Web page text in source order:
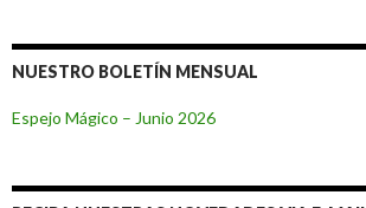
NUESTRO BOLETÍN MENSUAL
Espejo Mágico – Junio 2026